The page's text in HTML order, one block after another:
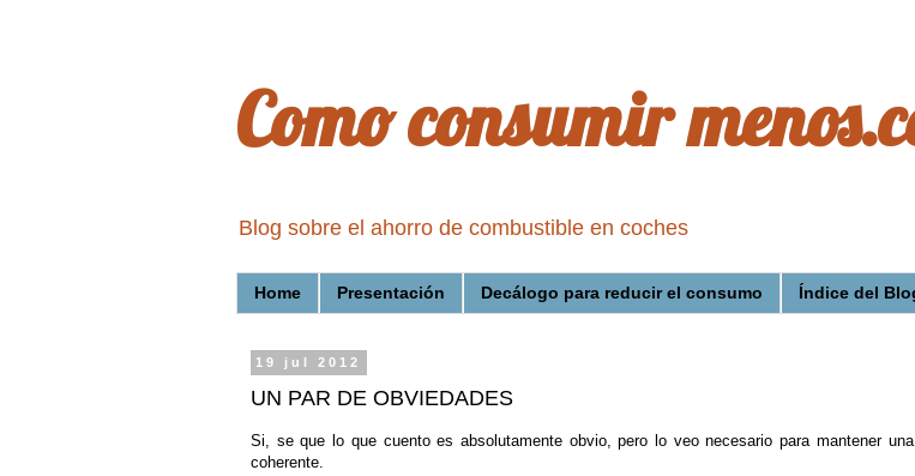
Como consumir
Blog sobre el ahorro de combustible en coches
Home Presentación Decálogo para reducir el consumo Índice del
19 jul 2012
UN PAR DE OBVIEDADES
Si, se que lo que cuento es absolutamente obvio, pero lo veo necesario para mantener
coherente.